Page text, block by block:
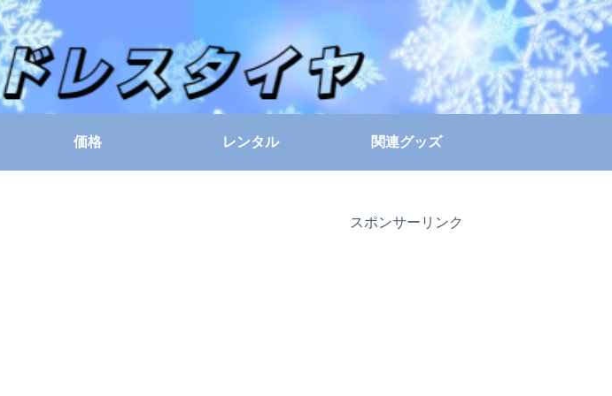
価格 レンタル 関連グッズ
スポンサーリンク